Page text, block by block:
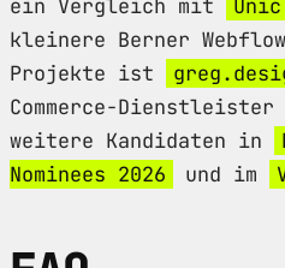
ein Vergleich mit Unic
kleinere Berner
Projekte ist
Commerce-
weitere Kandidaten in
Nominees 2026
und im